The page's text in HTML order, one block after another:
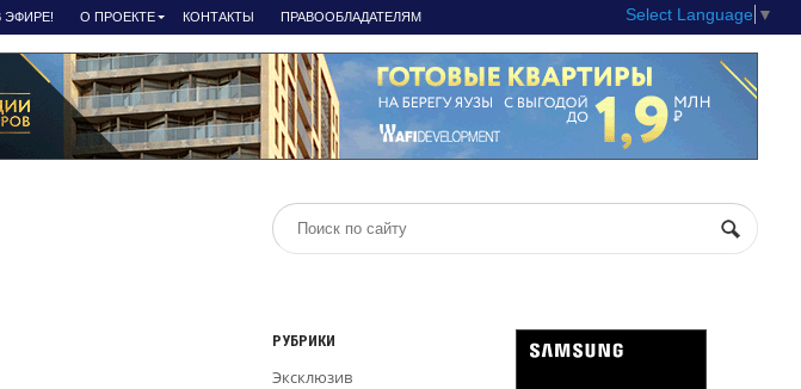
ЭФИРЕ! О ПРОЕКТЕ КОНТАКТЫ ПРАВООБЛАДАТЕЛЯМ Select Language ▼
РУБРИКИ
Эксклюзив